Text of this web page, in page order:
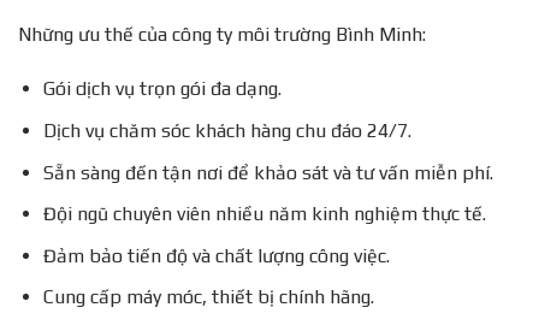
Những ưu thế của công ty môi trường Bình Minh:
Gói dịch vụ trọn gói đa dạng.
Dịch vụ chăm sóc khách hàng chu đáo 24/7.
Sẵn sàng đến tận nơi để khảo sát và tư vấn miễn phí.
Đội ngũ chuyên viên nhiều năm kinh nghiệm thực tế.
Đảm bảo tiến độ và chất lượng công việc.
Cung cấp máy móc, thiết bị chính hãng.